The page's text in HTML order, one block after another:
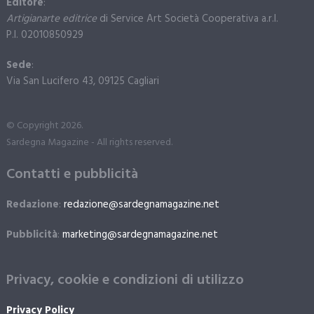
Artigianarte editricedi Service Art Società Cooperativa a.r.l.
P.I. 02010850929
Sede:
Via San Lucifero 43, 09125 Cagliari
© Copyright 2026.
Sardegna Magazine - All rights reserved.
Contatti e pubblicità
Redazione: redazione@sardegnamagazine.net
Pubblicità: marketing@sardegnamagazine.net
Privacy, cookie e condizioni di utilizzo
Privacy Policy